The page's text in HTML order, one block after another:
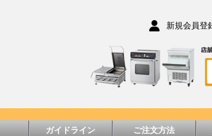
新規会員登
ガイドライン ご注文方法